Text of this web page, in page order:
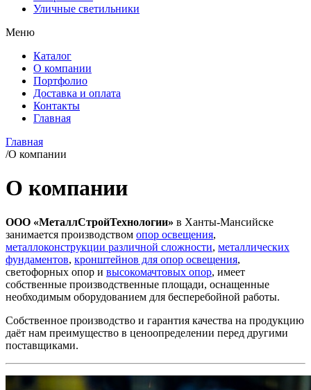
Уличные светильники
Меню
Каталог
О компании
Портфолио
Доставка и оплата
Контакты
Главная
Главная
/О компании
О компании
ООО «МеталлСтройТехнологии» в Ханты-Мансийске
занимается производством опор освещения,
металлоконструкции различной сложности, металлических
фундаментов, кронштейнов для опор освещения,
светофорных опор и высокомачтовых опор, имеет
собственные производственные площади, оснащенные
необходимым оборудованием для бесперебойной работы.
Собственное производство и гарантия качества на продукцию
даёт нам преимущество в ценоопределении перед другими
поставщиками.